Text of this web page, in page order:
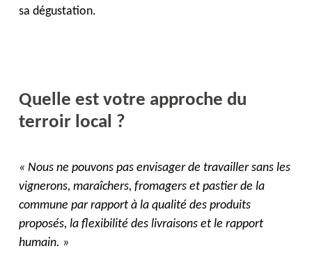
sa dégustation.
Quelle est votre approche du
terroir local ?
« Nous ne pouvons pas envisager de travailler sans les
vignerons, maraîchers, fromagers et pastier de la
commune par rapport à la qualité des produits
proposés, la flexibilité des livraisons et le rapport
humain. »